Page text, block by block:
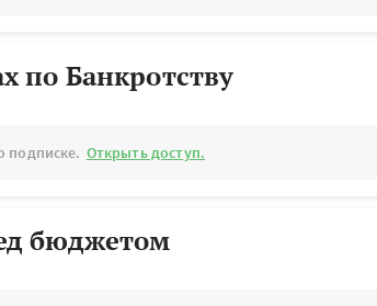
по Банкротству
подписке. Открыть доступ.
бюджетом